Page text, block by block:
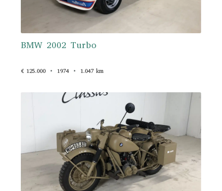
BMW 2002 Turbo
€ 125.000 1974 1.047 km